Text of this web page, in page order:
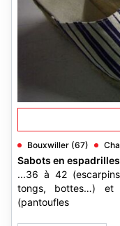
Bouxwiller (67)
Sabots en
...36 à 42
tongs, bottes…)
(pantoufles